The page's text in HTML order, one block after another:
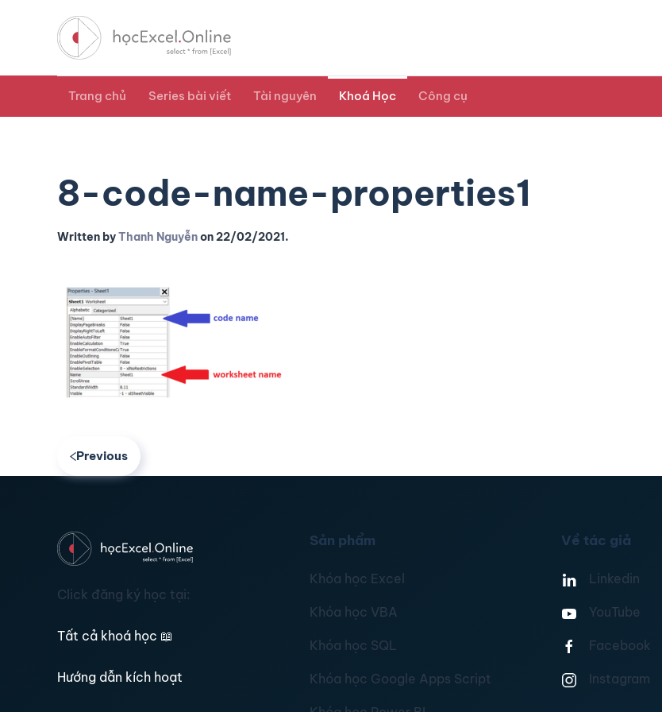
Trang chủ Series bài viết Tài nguyên Khoá Học Công cụ
8-code-name-properties1
Written byThanh Nguyễnon22/02/2021.
Previous
Click đăng ký học tại:
Tất cả khoá học 📖
Hướng dẫn kích hoạt
Sản phẩm
Khóa học Excel
Khóa học VBA
Khóa học SQL
Khóa học Google Apps Script
Về tác giả
Linkedin
YouTube
Facebook
Instagram